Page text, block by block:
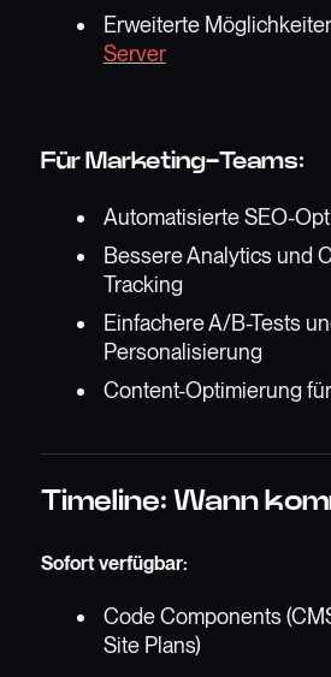
Erweiterte
Server
Für Marketing-Teams:
Automatisierte SEO-
Bessere Analytics und
Tracking
Einfachere A/B-Tests
Personalisierung
Content-Optimierung
Timeline: Wann
Sofort verfügbar:
Code Components
Site Plans)